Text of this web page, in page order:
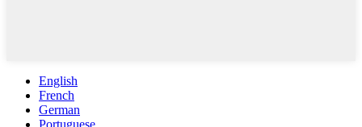
English
French
German
Portuguese